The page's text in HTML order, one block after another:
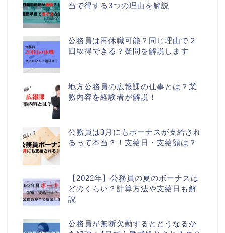
当で得する3つの理由を解説
公務員は再休職可能？同じ理由で２
回取得できる？疑問を解説します
地方公務員の広報課の仕事とは？業
務内容を経験者が解説！
公務員は3月にもボーナスが支給され
るって本当？！支給日・支給額は？
【2022年】公務員の夏のボーナスは
どのくらい？計算方法や支給日も解
説
公務員が無断欠勤するとどうなるか